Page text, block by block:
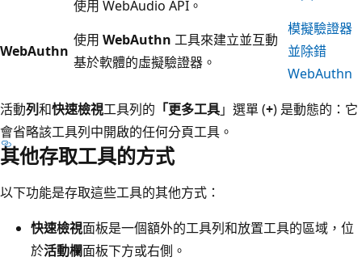
使用 WebAudio API。
WebAuthn
使用 WebAuthn 工具來建立並互動
基於軟體的虛擬驗證器。
模擬驗證器
並除錯
WebAuthn
活動列和快速檢視工具列的 「更多工具」選單 (+) 是動態的：它
會省略該工具列中開啟的任何分頁工具。
其他存取工具的方式
以下功能是存取這些工具的其他方式：
快速檢視面板是一個額外的工具列和放置工具的區域，位
於活動欄面板下方或右側。